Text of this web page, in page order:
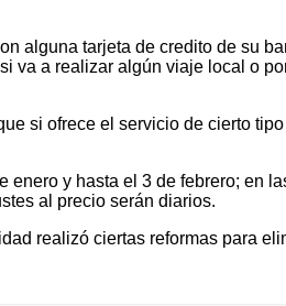
alguna tarjeta de credito de su
va a realizar algún viaje local o
si ofrece el servicio de cierto
y hasta el 3 de febrero; en
al precio serán diarios.
realizó ciertas reformas para